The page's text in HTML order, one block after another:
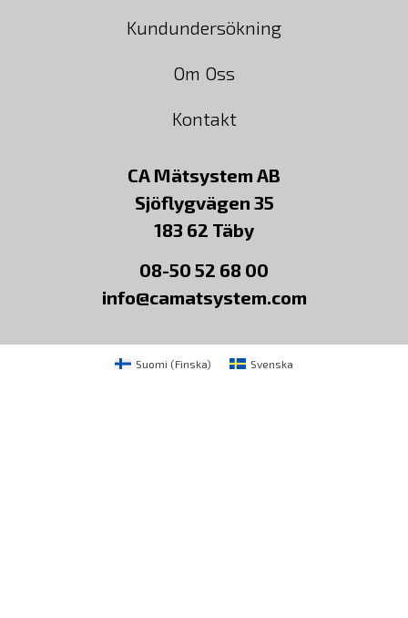
Kundundersökning
Om Oss
Kontakt
CA Mätsystem AB
Sjöflygvägen 35
183 62 Täby
08-50 52 68 00
info@camatsystem.com
Suomi (Finska) Svenska